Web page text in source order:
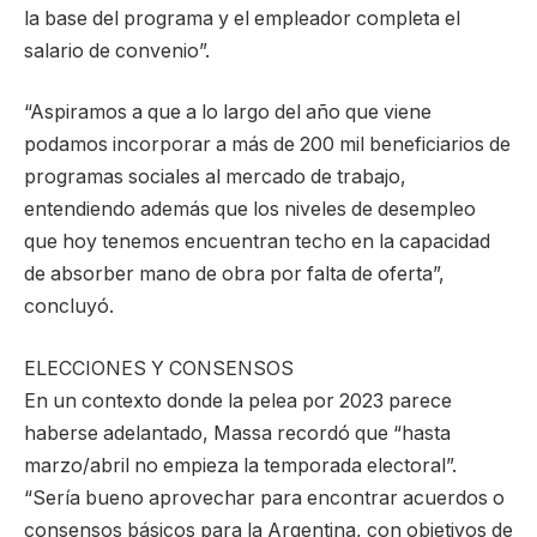
la base del programa y el empleador completa el
salario de convenio”.
“Aspiramos a que a lo largo del año que viene
podamos incorporar a más de 200 mil beneficiarios de
programas sociales al mercado de trabajo,
entendiendo además que los niveles de desempleo
que hoy tenemos encuentran techo en la capacidad
de absorber mano de obra por falta de oferta”,
concluyó.
ELECCIONES Y CONSENSOS
En un contexto donde la pelea por 2023 parece
haberse adelantado, Massa recordó que “hasta
marzo/abril no empieza la temporada electoral”.
“Sería bueno aprovechar para encontrar acuerdos o
consensos básicos para la Argentina, con objetivos de